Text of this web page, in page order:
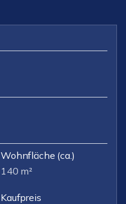
Wohnfläche (ca.)
140 m²
Kaufpreis